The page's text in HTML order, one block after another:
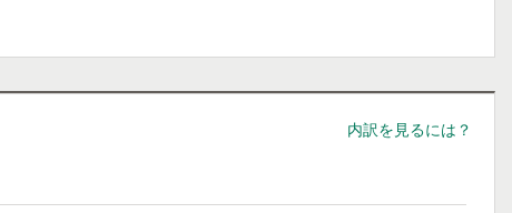
内訳を見るには？